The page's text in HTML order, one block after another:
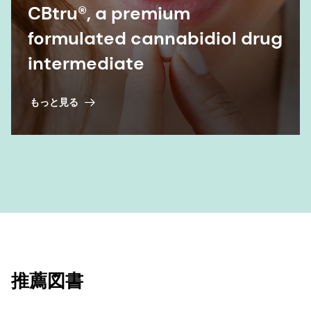
CBtru®, a premium
formulated cannabidiol drug
intermediate
もっと見る
推薦図書